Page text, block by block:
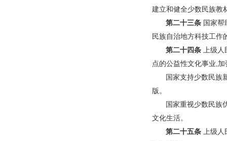
建立和健全少数民族教
第二十三条 国家帮
民族自治地方科技工作
第二十四条 上级
点的公益性文化事业,
国家支持少数民族
版。
国家重视少数民族
文化生活。
第二十五条 上级